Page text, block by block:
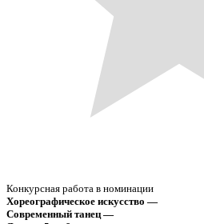
Конкурсная работа в номинации
Хореографическое искусство —
Современный танец —